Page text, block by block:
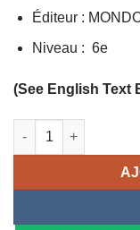
Éditeur :
Niveau : 6e
(See English Text
quantité de Livre